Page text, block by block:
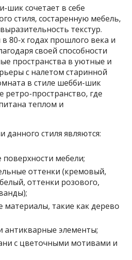
шик сочетает в себе
стиля, состаренную мебель,
текстур.
80-х годах прошлого века и
своей способности
пространства в уютные и
с налетом старинной
в стиле шебби-шик
пространство, где
теплом и
стиля являются:
поверхности мебели;
оттенки (кремовый,
оттенки розового,
материалы, такие как дерево
антикварные элементы;
с цветочными мотивами и